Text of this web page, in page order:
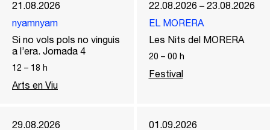
21.08.2026
nyamnyam
Si no vols pols no vinguis
a l’era. Jornada 4
12 – 18 h
Arts en Viu
22.08.2026 – 23.08.2026
EL MORERA
Les Nits del MORERA
20 – 00 h
Festival
29.08.2026 01.09.2026